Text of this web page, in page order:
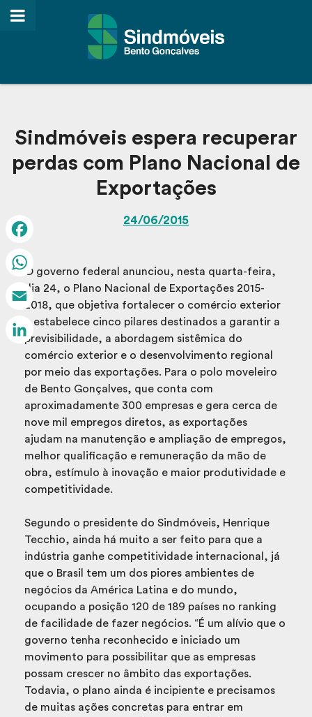
Sindmóveis espera recuperar
perdas com Plano Nacional de
Exportações
24/06/2015
O governo federal anunciou, nesta quarta-feira,
dia 24, o Plano Nacional de Exportações 2015-
2018, que objetiva fortalecer o comércio exterior
e estabelece cinco pilares destinados a garantir a
previsibilidade, a abordagem sistêmica do
comércio exterior e o desenvolvimento regional
por meio das exportações. Para o polo moveleiro
de Bento Gonçalves, que conta com
aproximadamente 300 empresas e gera cerca de
nove mil empregos diretos, as exportações
ajudam na manutenção e ampliação de empregos,
melhor qualificação e remuneração da mão de
obra, estímulo à inovação e maior produtividade e
competitividade.
Segundo o presidente do Sindmóveis, Henrique
Tecchio, ainda há muito a ser feito para que a
indústria ganhe competitividade internacional, já
que o Brasil tem um dos piores ambientes de
negócios da América Latina e do mundo,
ocupando a posição 120 de 189 países no ranking
de facilidade de fazer negócios. “É um alívio que o
governo tenha reconhecido e iniciado um
movimento para possibilitar que as empresas
possam crescer no âmbito das exportações.
Todavia, o plano ainda é incipiente e precisamos
de muitas ações concretas para entrar em
Facebook
WhatsApp
Email
LinkedIn